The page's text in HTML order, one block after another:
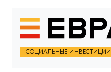
СОЦИАЛЬНЫЕ ИНВЕСТИЦИИ